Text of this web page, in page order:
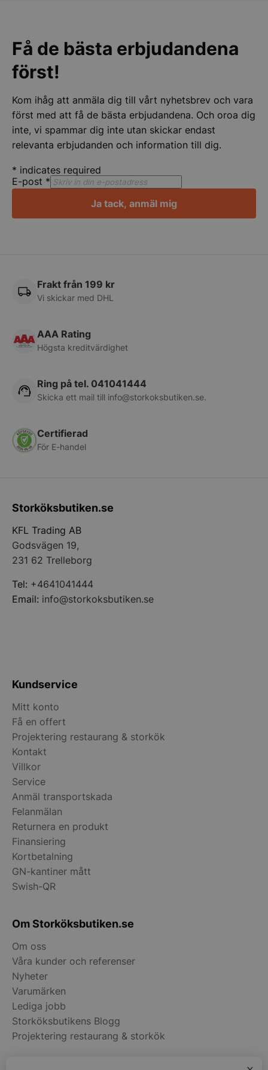
Få de bästa erbjudandena
först!
Kom ihåg att anmäla dig till vårt nyhetsbrev och vara
först med att få de bästa erbjudandena. Och oroa dig
inte, vi spammar dig inte utan skickar endast
relevanta erbjudanden och information till dig.
* indicates required
E-post *
Ja tack, anmäl mig
Frakt från 199 kr
Vi skickar med DHL
AAA Rating
Högsta kreditvärdighet
Ring på tel. 041041444
Skicka ett mail till info@storkoksbutiken.se.
Certifierad
För E-handel
Storköksbutiken.se
KFL Trading AB
Godsvägen 19,
231 62 Trelleborg
Tel: +4641041444
Email: info@storkoksbutiken.se
Kundservice
Mitt konto
Få en offert
Projektering restaurang & storkök
Kontakt
Villkor
Service
Anmäl transportskada
Felanmälan
Returnera en produkt
Finansiering
Kortbetalning
GN-kantiner mått
Swish-QR
Om Storköksbutiken.se
Om oss
Våra kunder och referenser
Nyheter
Varumärken
Lediga jobb
Storköksbutikens Blogg
Projektering restaurang & storkök
Strikt nödvändigt Prestanda
Inriktning
Funktioner
Oklassificerade
Strikt nödvändiga kakor tillåter
och kontohantering. Webbplatsen kan inte
användas ordentligt utan strikt nödvändiga cookies.
Namn
VISITOR_PRIVACY_METADATA
YouTube
pys_session_limit
CookieScriptConsent
PHPSESSID
pys_start_session
__lc_cid
__lc_cst
woocommerce_items_in_cart